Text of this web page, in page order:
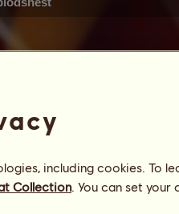
Funk er en
Antall
including cookies. To
Collection. You can set your